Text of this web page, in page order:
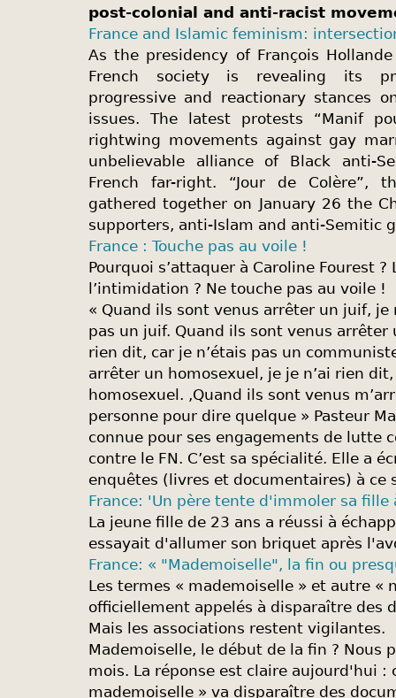
post-colonial and anti-racist
France and Islamic feminism:
As the presidency of François
French society is revealing its
progressive and reactionary stances
issues. The latest protests “Manif
rightwing movements against gay
unbelievable alliance of Black anti-
French far-right. “Jour de Colère”,
gathered together on January 26 the
supporters, anti-Islam and anti-Semitic
France : Touche pas au voile !
​Pourquoi s’attaquer à Caroline Fourest ?
l’intimidation ? ​Ne touche pas au voile !
« Quand ils sont venus arrêter un juif, je
pas un juif. Quand ils sont venus arrêter
rien dit, car je n’étais pas un
arrêter un homosexuel, je je n’ai rien
homosexuel. ,Quand ils sont venus
personne pour dire quelque » Pasteur
connue pour ses engagements de lutte
contre le FN. C’est sa spécialité. Elle a
enquêtes (livres et documentaires) à ce
France: 'Un père tente d'immoler sa fille
La jeune fille de 23 ans a réussi à
essayait d'allumer son briquet après
France: « "Mademoiselle", la fin ou
Les termes « mademoiselle » et autre «
officiellement appelés à disparaître des
Mais les associations restent vigilantes.
Mademoiselle, le début de la fin ? Nous
mois. La réponse est claire aujourd'hui :
mademoiselle » va disparaître des